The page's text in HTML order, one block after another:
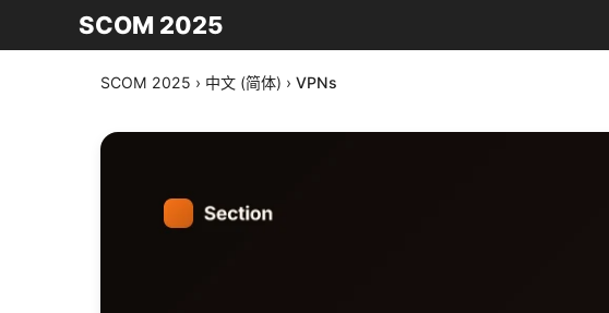
SCOM 2025
SCOM 2025 › 中文 (简体) › VPNs